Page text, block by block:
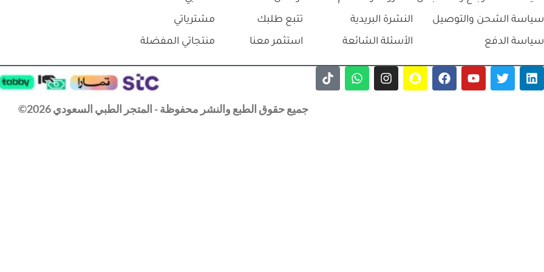
سياسة الشحن والتوصيل
سياسة الدفع
النشرة البريدية
الأسئلة الشائعة
تتبع طلبك
استثمر معنا
مشترياتي
منتجاتي المفضلة
جميع حقوق الطبع والنشر محفوظة - المتجر الطبي السعودي 2026©